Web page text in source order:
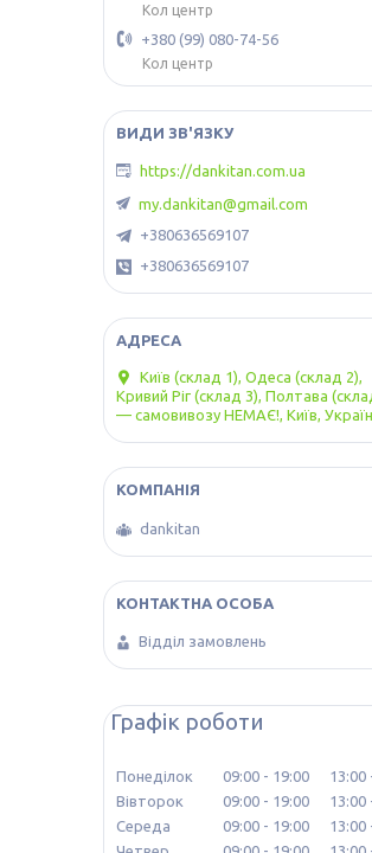
Кол центр
+380 (99) 080-74-56
Кол центр
https://dankitan.com.ua
my.dankitan@gmail.com
+380636569107
+380636569107
Київ (склад 1), Одеса (склад 2),
Кривий Ріг (склад 3), Полтава
— самовивозу НЕМАЄ!, Київ,
dankitan
Відділ замовлень
Графік роботи
Понеділок 09:00 19:00 13:00
Вівторок
09:00 19:00 13:00
Середа
09:00 19:00 13:00